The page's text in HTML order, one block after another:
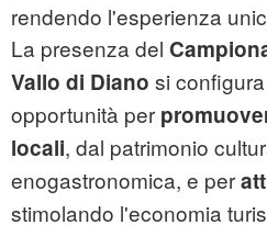
rendendo l'esperienza
La presenza del
Vallo di Diano si
opportunità per
locali, dal patrimonio
enogastronomica, e per
stimolando l'economia